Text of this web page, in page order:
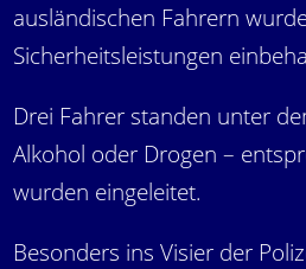
ausländischen Fahrern
Sicherheitsleistungen
Drei Fahrer standen unter
Alkohol oder Drogen –
wurden eingeleitet.
Besonders ins Visier der